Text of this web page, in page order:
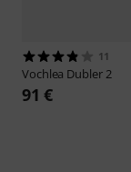
11
Vochlea Dubler 2
91 €